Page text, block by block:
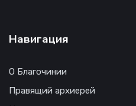
Навигация
О Благочинии
Правящий архиерей